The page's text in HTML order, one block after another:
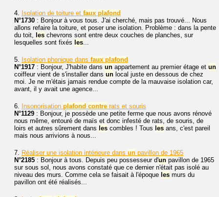
4. Isolation de toiture et faux plafond
N°1730 : Bonjour à vous tous. J'ai cherché, mais pas trouvé... Nous
allons refaire la toiture, et poser une isolation. Problème : dans la pente
du toit, les chevrons sont entre deux couches de planches, sur
lesquelles sont fixés les...
5. Isolation phonique dans faux plafond
N°1917 : Bonjour, J'habite dans un appartement au premier étage et un
coiffeur vient de s'installer dans un local juste en dessous de chez
moi. Je ne m'étais jamais rendue compte de la mauvaise isolation car,
avant, il y avait une agence...
6. Insonorisation plafond contre rats et souris
N°1129 : Bonjour, je possède une petite ferme que nous avons rénové
nous même, entouré de maïs et donc infesté de rats, de souris, de
loirs et autres sûrement dans les combles ! Tous les ans, c'est pareil
mais nous arrivions à nous...
7. Réaliser une isolation intérieure dans un pavillon de 1965
N°2185 : Bonjour à tous. Depuis peu possesseur d'un pavillon de 1965
sur sous sol, nous avons constaté que ce dernier n'était pas isolé au
niveau des murs. Comme cela se faisait à l'époque les murs du
pavillon ont été réalisés...